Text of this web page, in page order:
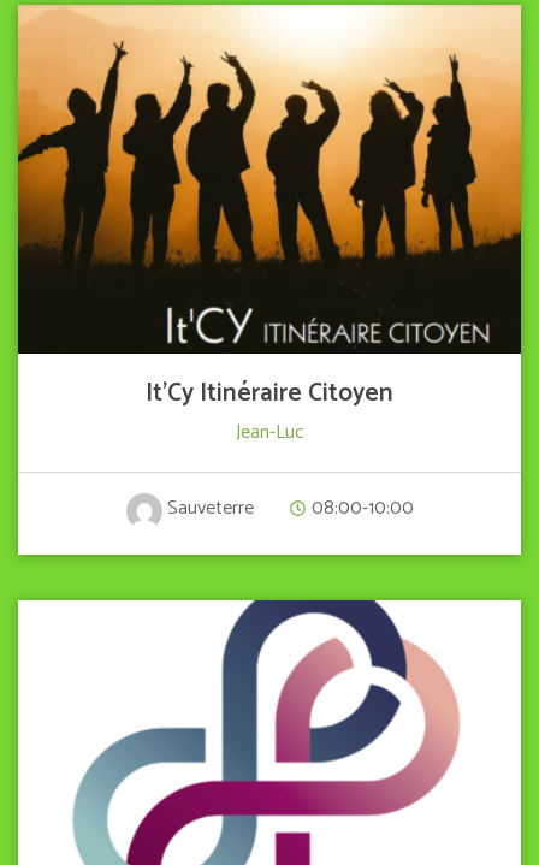
VIEW DETAIL
It’Cy Itinéraire Citoyen
Jean-Luc
Sauveterre 08:00-10:00
VIEW DETAIL